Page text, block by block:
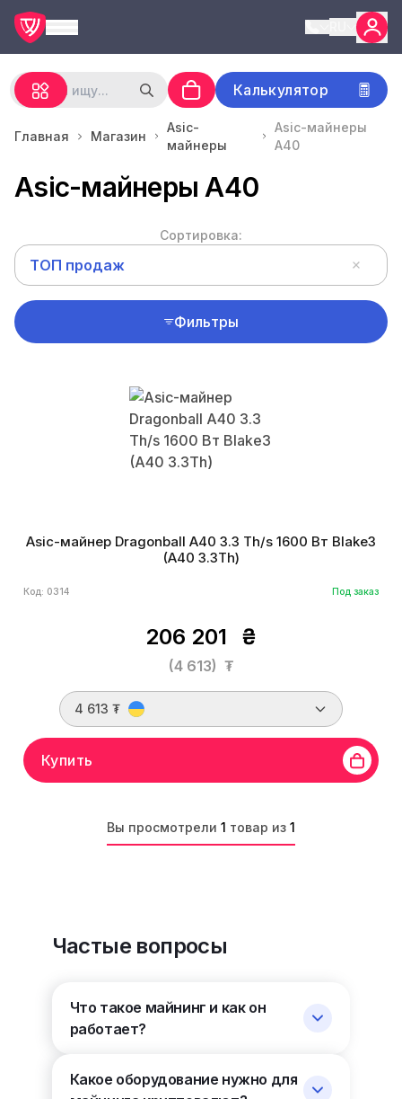
Калькулятор
Главная Магазин
Asic-
майнеры
Asic-майнеры
A40
Asic-майнеры A40
Сортировка:
ТОП продаж
Фильтры
Asic-майнер Dragonball A40 3.3 Th/s 1600 Вт Blake3
(A40 3.3Th)
Код: 0314 Под заказ
206 201 ₴
(4 613) ₮
4 613 ₮
Купить
Вы просмотрели 1 товар из 1
Частые вопросы
Что такое майнинг и как он
работает?
Какое оборудование нужно для